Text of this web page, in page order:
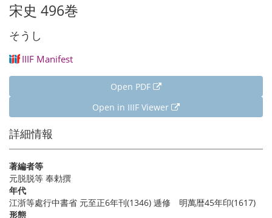
宋史 496巻
そうし
IIIF Manifest
Open PDF
Open in IIIF Viewer
詳細情報
著編者等
元脱脱等 奉勅撰
年代
江浙等處行中書省 元至正6年刊(1346) 逓修 明萬暦45年印(1617)
形態